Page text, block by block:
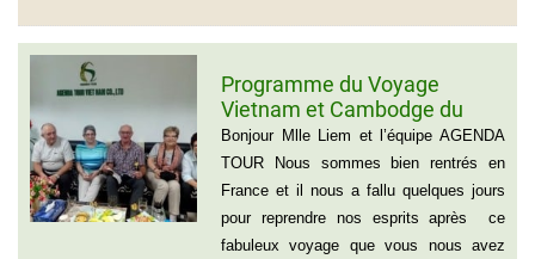
Programme du Voyage
Vietnam et Cambodge du
group de Mr LACROIX (6
personnes)
Bonjour Mlle Liem et l’équipe AGENDA
TOUR Nous sommes bien rentrés en
France et il nous a fallu quelques jours
pour reprendre nos esprits après ce
fabuleux voyage que vous nous avez